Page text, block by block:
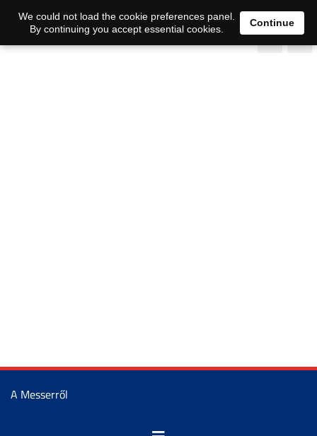
A Messerről
We could not load the cookie preferences panel.
By continuing you accept essential cookies.
Continue